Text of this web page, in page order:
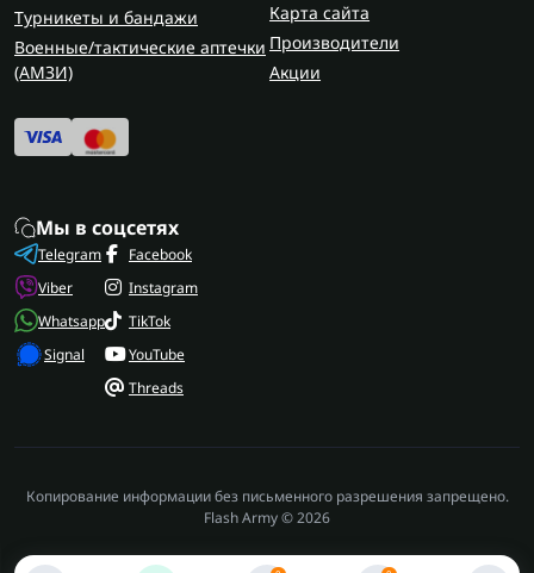
Турникеты и бандажи
Военные/тактические аптечки
(AMЗИ)
Карта сайта
Производители
Акции
Мы в соцсетях
Telegram
Viber
Whatsapp
Signal
Facebook
Instagram
TikTok
YouTube
Threads
Копирование информации без письменного разрешения запрещено.
Flash Army © 2026